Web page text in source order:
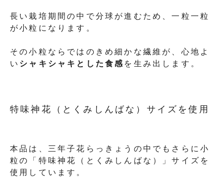
長い栽培期間の中で分球が進むため、一粒一粒
が小粒になります。
その小粒ならではのきめ細かな繊維が、心地よ
い シャキシャキとした食感 を生み出します。
特味神花（とくみしんばな）サイズを使用
本品は、三年子花らっきょうの中でもさらに小
粒の「特味神花（とくみしんばな）」サイズを
使用しています。